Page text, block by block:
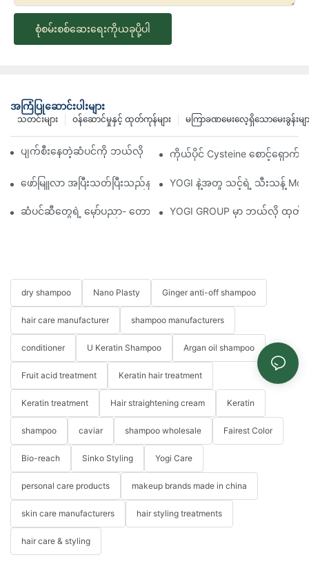
စုံစမ်းစစ်ဆေးရေးကိုယခုပို့ပါ
အကြံပြုဆောင်းပါးများ
မကြာခဏမေးလေ့ရှိသောမေးခွန်းမျာ
ဝန်ဆောင်မှုနှင့် ထုတ်ကုန်များ
သတင်းများ
ပျက်စီးနေတဲ့ဆံပင်ကို ဘယ်လိုပြုပြင်မလဲ - YOGI အလှကုန်များ
ကိုယ်ပိုင် Cysteine ​​စောင့်ရှောက်
ဖော်မြူလာ အပြီးသတ်ပြီးသည်နှင့် ထုတ်လုပ်မှုအတွက် ပုံမှန်အချိန်ဘယ်
YOGI နဲ့အတူ သင့်ရဲ့ သီးသန့်
ဆံပင်ဆီတွေရဲ့ မှော်ပညာ- တောက်ပြောင်ကျန်းမာတဲ့ ဆံပင်ကို ပြန်လ
YOGI GROUP မှာ ဘယ်လို
dry shampoo Nano Plasty Ginger anti-off shampoo
hair care manufacturer shampoo manufacturers
conditioner U Keratin Shampoo Argan oil shampoo
Fruit acid treatment Keratin hair treatment
Keratin treatment Hair straightening cream Keratin
shampoo caviar shampoo wholesale Fairest Color
Bio-reach Sinko Styling Yogi Care
personal care products makeup brands made in china
skin care manufacturers hair styling treatments
hair care & styling